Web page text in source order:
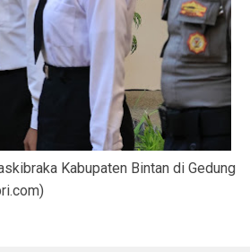
Kabupaten Bintan di Gedung